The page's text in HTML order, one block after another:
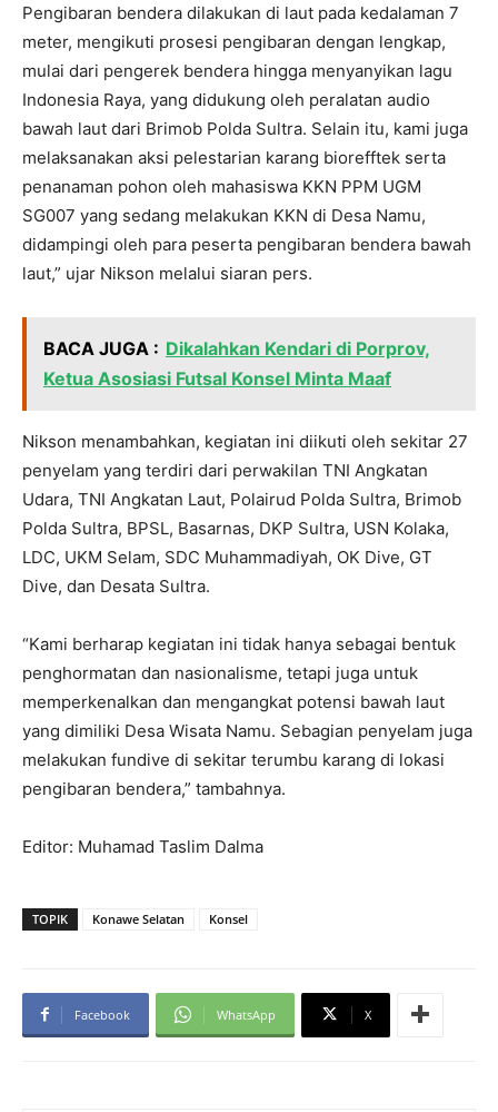
Pengibaran bendera dilakukan di laut pada kedalaman 7
meter, mengikuti prosesi pengibaran dengan lengkap,
mulai dari pengerek bendera hingga menyanyikan lagu
Indonesia Raya, yang didukung oleh peralatan audio
bawah laut dari Brimob Polda Sultra. Selain itu, kami juga
melaksanakan aksi pelestarian karang biorefftek serta
penanaman pohon oleh mahasiswa KKN PPM UGM
SG007 yang sedang melakukan KKN di Desa Namu,
didampingi oleh para peserta pengibaran bendera bawah
laut,” ujar Nikson melalui siaran pers.
BACA JUGA : Dikalahkan Kendari di Porprov,
Ketua Asosiasi Futsal Konsel Minta Maaf
Nikson menambahkan, kegiatan ini diikuti oleh sekitar 27
penyelam yang terdiri dari perwakilan TNI Angkatan
Udara, TNI Angkatan Laut, Polairud Polda Sultra, Brimob
Polda Sultra, BPSL, Basarnas, DKP Sultra, USN Kolaka,
LDC, UKM Selam, SDC Muhammadiyah, OK Dive, GT
Dive, dan Desata Sultra.
“Kami berharap kegiatan ini tidak hanya sebagai bentuk
penghormatan dan nasionalisme, tetapi juga untuk
memperkenalkan dan mengangkat potensi bawah laut
yang dimiliki Desa Wisata Namu. Sebagian penyelam juga
melakukan fundive di sekitar terumbu karang di lokasi
pengibaran bendera,” tambahnya.
Editor: Muhamad Taslim Dalma
TOPIK Konawe Selatan Konsel
Facebook WhatsApp X